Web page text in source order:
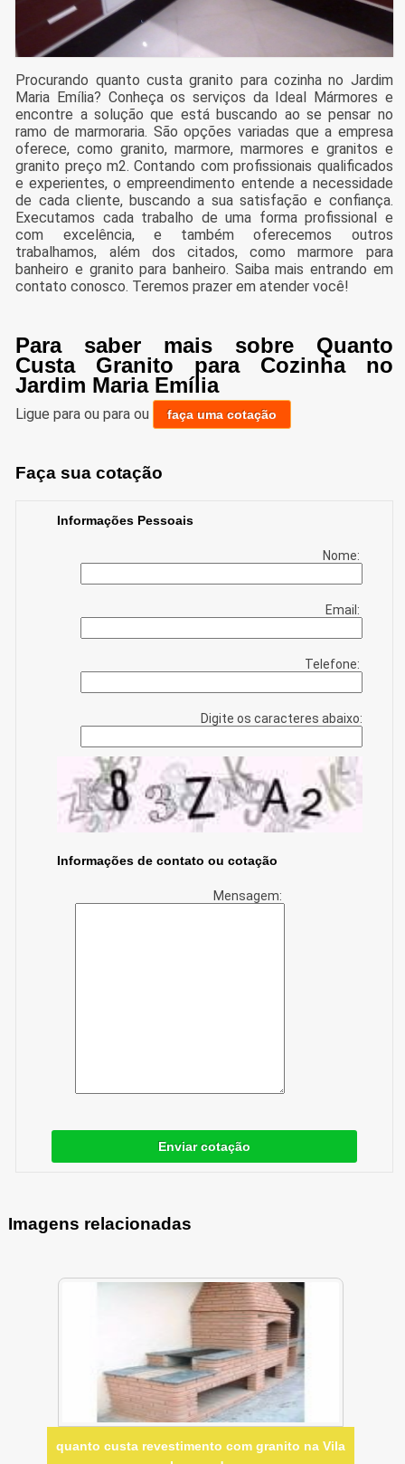
Procurando quanto custa granito para cozinha no Jardim
Maria Emília? Conheça os serviços da Ideal Mármores e
encontre a solução que está buscando ao se pensar no
ramo de marmoraria. São opções variadas que a empresa
oferece, como granito, marmore, marmores e granitos e
granito preço m2. Contando com profissionais qualificados
e experientes, o empreendimento entende a necessidade
de cada cliente, buscando a sua satisfação e confiança.
Executamos cada trabalho de uma forma profissional e
com excelência, e também oferecemos outros
trabalhamos, além dos citados, como marmore para
banheiro e granito para banheiro. Saiba mais entrando em
contato conosco. Teremos prazer em atender você!
Para saber mais sobre Quanto
Custa Granito para Cozinha no
Jardim Maria Emília
Ligue paraou paraou faça uma cotação
Faça sua cotação
Informações Pessoais
Nome:
Email:
Telefone:
Digite os caracteres abaixo:
Informações de contato ou cotação
Mensagem:
Enviar cotação
Imagens relacionadas
quanto custa revestimento com granito na Vila